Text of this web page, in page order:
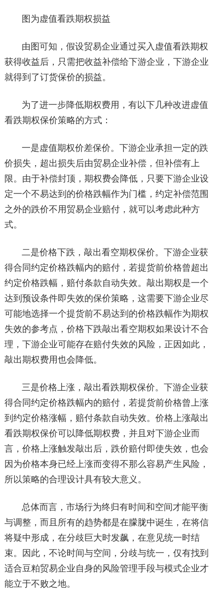
图为虚值看跌期权损益
由图可知，假设贸易企业通过买入虚值看跌期权
获得收益后，只需把收益补偿给下游企业，下游企业
就得到了订货保价的损益。
为了进一步降低期权费用，有以下几种改进虚值
看跌期权保价策略的方式：
一是虚值期权价差保价。下游企业承担一定的跌
价损失，超出损失后由贸易企业补偿，但补偿有上
限。由于补偿封顶，期权费会降低，只要下游企业设
定一个不易达到的价格跌幅作为门槛，约定补偿范围
之外的跌价不用贸易企业赔付，就可以考虑此种方
式。
二是价格下跌，敲出看空期权保价。下游企业获
得合同约定价格跌幅内的赔付，若提货前价格曾超出
约定价格跌幅，赔付条款自动失效。敲出期权是一个
达到预设条件即失效的保价策略，这需要下游企业尽
可能地选择一个提货前不易达到的价格跌幅作为期权
失效的参考点，价格下跌敲出看空期权如果设计不合
理，下游企业可能存在赔付失效的风险，正因如此，
敲出期权费用也会降低。
三是价格上涨，敲出看跌期权保价。下游企业获
得合同约定价格跌幅内的赔付，若提货前价格曾上涨
到约定价格涨幅，赔付条款自动失效。价格上涨敲出
看跌期权保价可以降低期权费，并且对下游企业而
言，价格上涨触发敲出后，跌价赔付即使失效，也会
因为价格本身已经上涨而变得不那么容易产生风险，
所以策略的合理设计具有较大意义。
总体而言，市场行为终归有时间和空间才能平衡
与调整，而且所有的趋势都是在朦胧中诞生，在将信
将疑中形成，在分歧巨大时发飙，在意见统一时结
束。因此，不论时间与空间，分歧与统一，仅有找到
适合豆粕贸易企业自身的风险管理手段与模式企业才
能立于不败之地。